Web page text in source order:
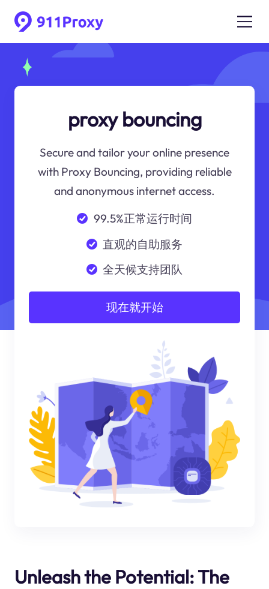
proxy bouncing
Secure and tailor your online presence
with Proxy Bouncing, providing reliable
and anonymous internet access.
99.5%正常运行时间
直观的自助服务
全天候支持团队
现在就开始
Unleash the Potential: The